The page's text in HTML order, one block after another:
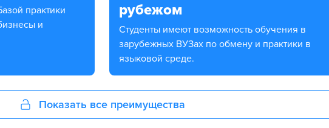
и
рубежом
Студенты имеют возможность обучения в
зарубежных ВУЗах по обмену и практики в
языковой среде.
Показать все преимущества